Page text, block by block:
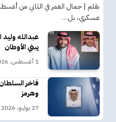
بقلم | جمال العمر في الثاني من
عسكري، بل…
عبدالله
يبني الأوطان
1 أغسطس، 2026
فاخر
وهرمز
27 يوليو، 2026